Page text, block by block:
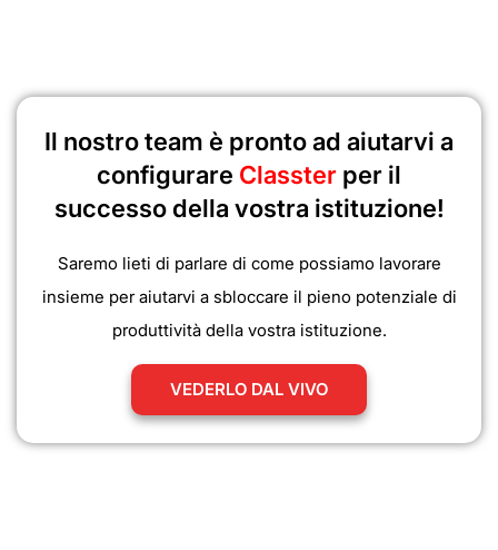
Il nostro team è pronto ad aiutarvi a
configurare Classter per il
successo della vostra istituzione!
Saremo lieti di parlare di come possiamo lavorare
insieme per aiutarvi a sbloccare il pieno potenziale di
produttività della vostra istituzione.
VEDERLO DAL VIVO